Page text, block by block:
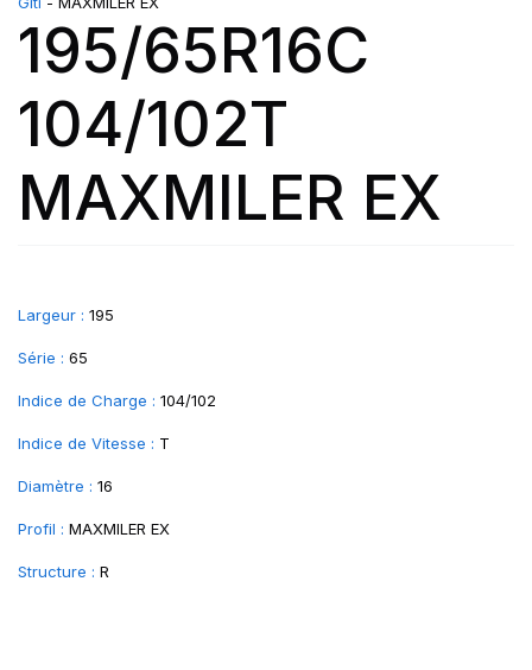
195/65R16C
104/102T
MAXMILER EX
Largeur : 195
Série : 65
Indice de Charge : 104/102
Indice de Vitesse : T
Diamètre : 16
Profil : MAXMILER EX
Structure : R